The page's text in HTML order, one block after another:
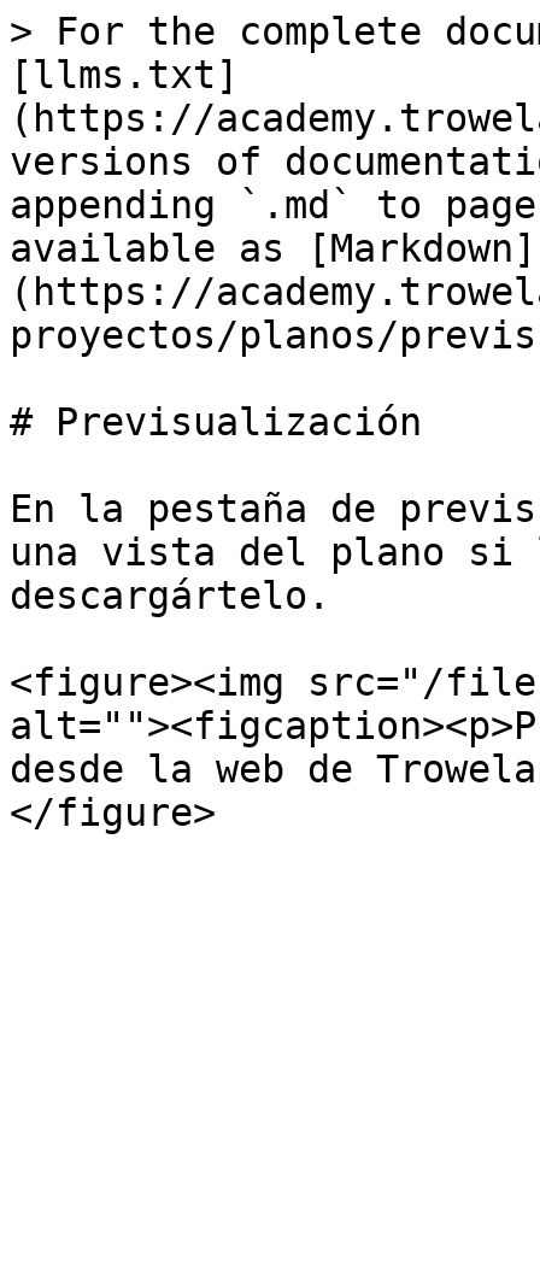
> For the complete
[llms.txt]
(https://
versions of
appending `.md` to
available as [Markdown]
(https://
proyectos/planos/
# Previsualización
En la pestaña de
una vista del plano si
descargártelo.
<figure><img src="/files/
desde la web de